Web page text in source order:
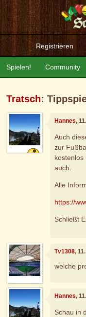
Registrieren
Community
Spielen!
Tratsch:
Hannes,
Auch
zur
kostenlos
auch.
Alle
https://
Schließt
Tv1308,
welche
Hannes,
Schau in